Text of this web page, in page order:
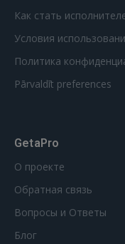
Как стать
Условия
Политика
Pārvaldīt preferences
GetaPro
О проекте
Обратная связь
Вопросы и Ответы
Блог